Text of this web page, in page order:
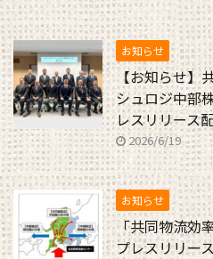
お知らせ
【お知らせ】
シュロジ中部
レスリリース
2026/6/19
お知らせ
「共同物流効
プレスリリー